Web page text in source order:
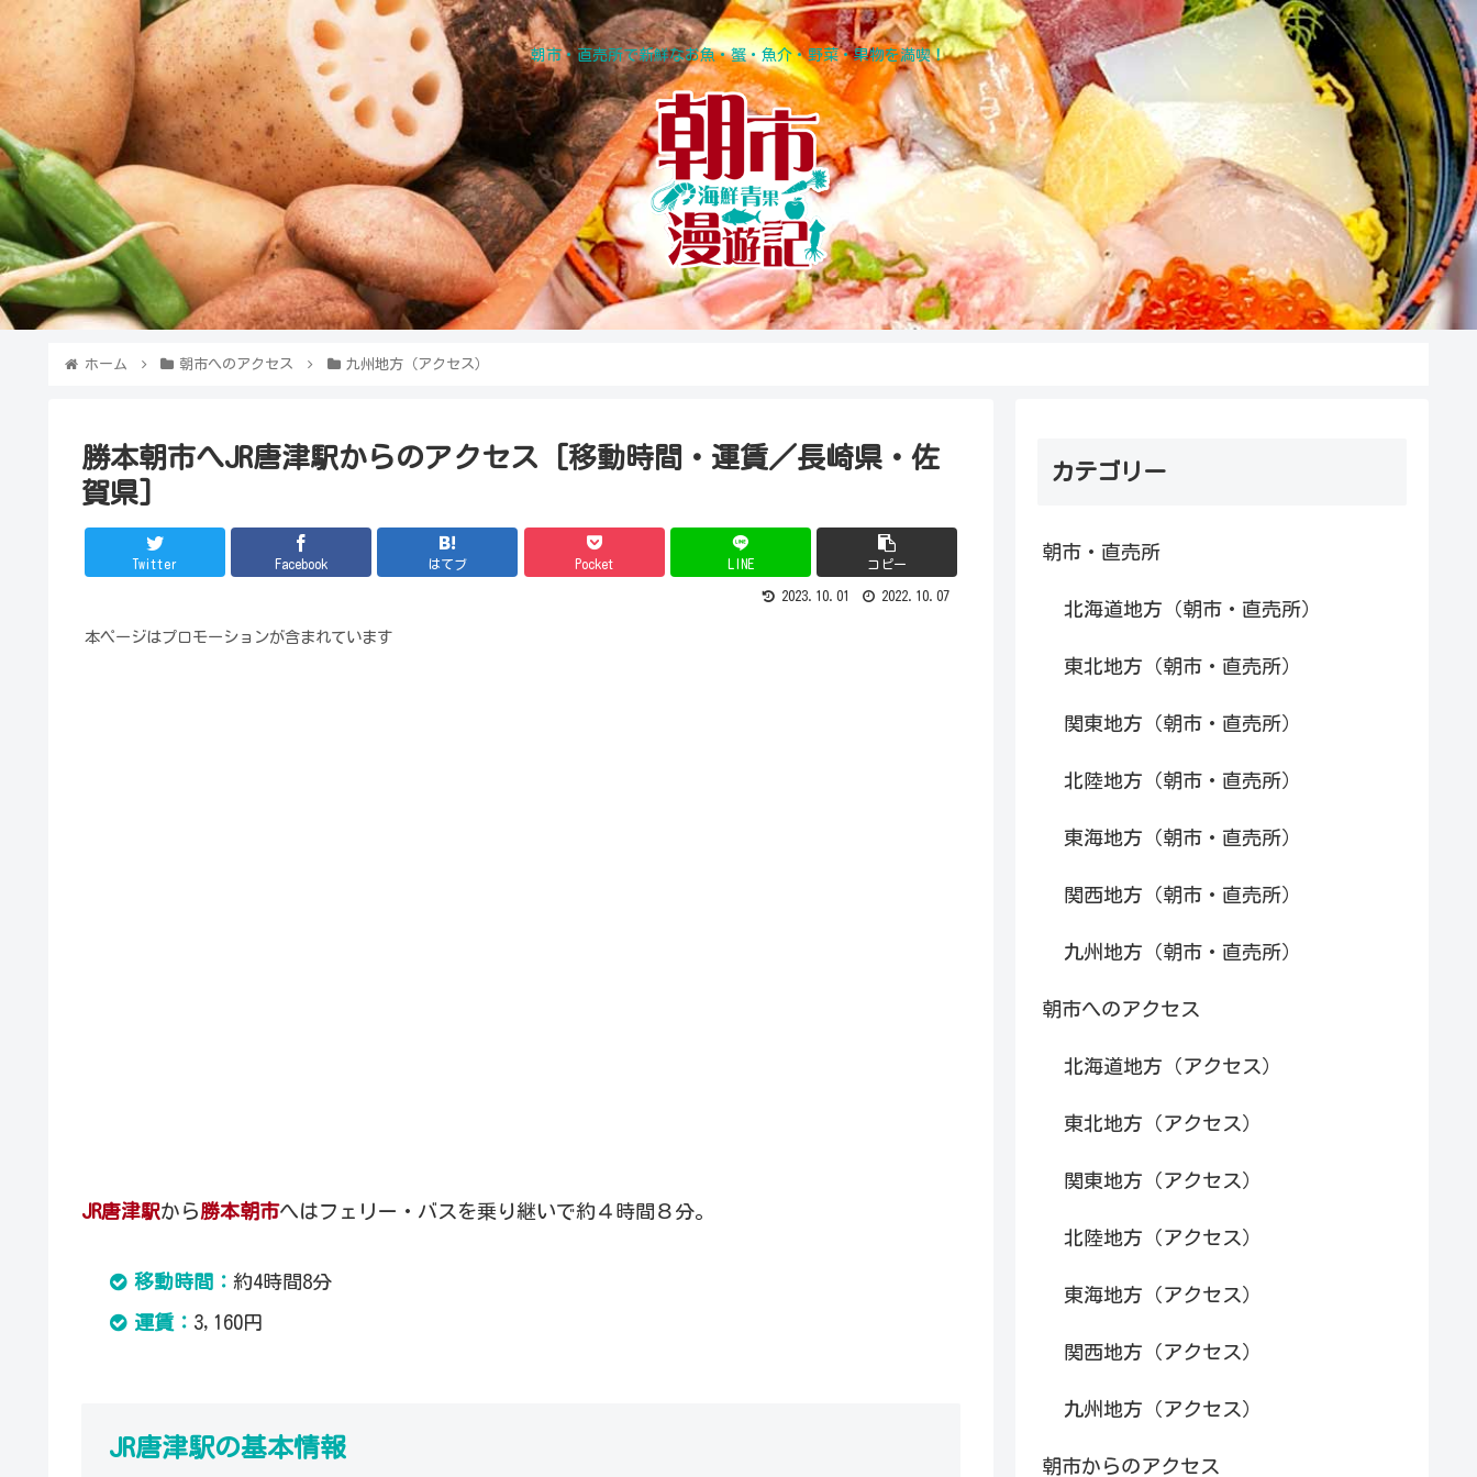
朝市・直売所で新鮮なお魚・蟹・魚介・野菜・果物を満喫！
ホーム 朝市へのアクセス 九州地方（アクセス）
勝本朝市へJR唐津駅からのアクセス [移動時間・運賃／長崎県・佐
賀県]
Twitter Facebook はてブ Pocket LINE コピー
2023.10.01 2022.10.07
本ページはプロモーションが含まれています
JR唐津駅から勝本朝市へはフェリー・バスを乗り継いで約４時間８分。
移動時間： 約4時間8分
運賃： 3,160円
JR唐津駅の基本情報
カテゴリー
朝市・直売所
北海道地方（朝市・直売所）
東北地方（朝市・直売所）
関東地方（朝市・直売所）
北陸地方（朝市・直売所）
東海地方（朝市・直売所）
関西地方（朝市・直売所）
九州地方（朝市・直売所）
朝市へのアクセス
北海道地方（アクセス）
東北地方（アクセス）
関東地方（アクセス）
北陸地方（アクセス）
東海地方（アクセス）
関西地方（アクセス）
九州地方（アクセス）
朝市からのアクセス